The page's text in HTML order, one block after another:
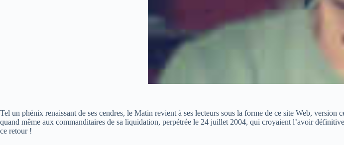
Tel un phénix renaissant de ses cendres, le Matin revient à ses lecteurs sous la forme de ce site Web,
quand même aux commanditaires de sa liquidation, perpétrée le 24 juillet 2004, qui croyaient l’avoir
ce retour !